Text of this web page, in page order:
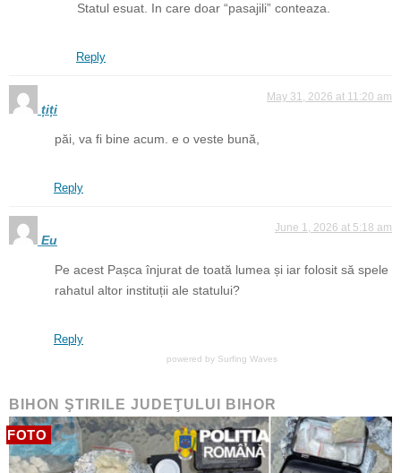
Statul esuat. In care doar “pasajili” conteaza.
Reply
țiți
May 31, 2026 at 11:20 am
păi, va fi bine acum. e o veste bună,
Reply
Eu
June 1, 2026 at 5:18 am
Pe acest Pașca înjurat de toată lumea și iar folosit să spele
rahatul altor instituții ale statului?
Reply
powered by Surfing Waves
BIHON ŞTIRILE JUDEŢULUI BIHOR
FOTO